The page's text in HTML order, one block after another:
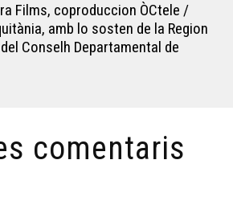
Films, coproduccion ÒCtele /
amb lo sosten de la Region
Conselh Departamental de
comentaris